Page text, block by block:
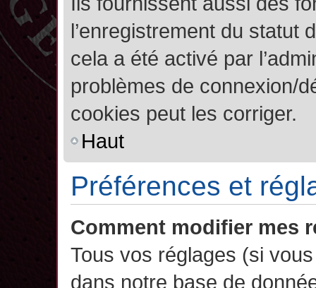
l’enregistrement du statut
cela a été activé par
problèmes de connexion/
cookies peut les corriger.
Haut
Préférences et
Comment modifier mes
Tous vos réglages (si
dans notre base de